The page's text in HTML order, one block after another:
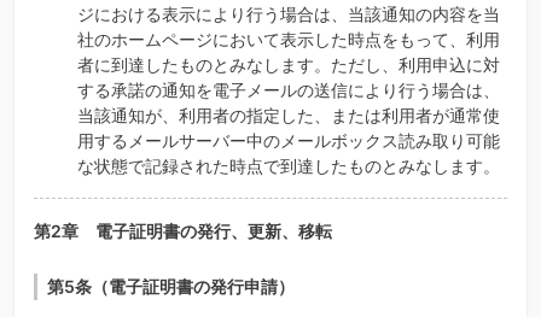
ジにおける表示により行う場合は、当該通知の内容を当
社のホームページにおいて表示した時点をもって、利用
者に到達したものとみなします。ただし、利用申込に対
する承諾の通知を電子メールの送信により行う場合は、
当該通知が、利用者の指定した、または利用者が通常使
用するメールサーバー中のメールボックス読み取り可能
な状態で記録された時点で到達したものとみなします。
第2章 電子証明書の発行、更新、移転
第5条（電子証明書の発行申請）